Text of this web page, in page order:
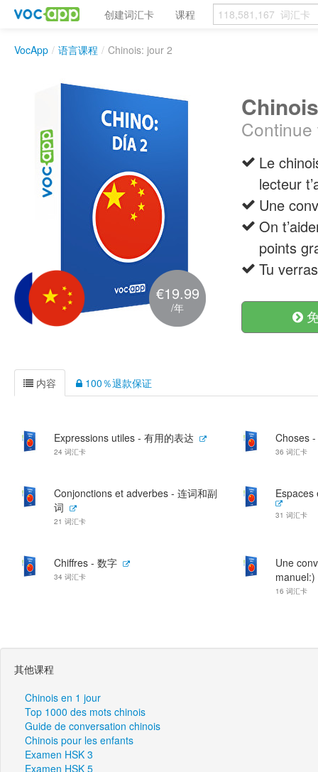
创建词汇卡 课程
VocApp / 语言课程 / Chinois: jour 2
€19.99
/年
Le
lecteur
Une
On
points
Tu
内容 100％退款保证
Expressions utiles - 有用的表达
24 词汇卡
Choses
36 词汇卡
Conjonctions et adverbes - 连词和副
词
21 词汇卡
Espaces
31 词汇卡
Chiffres - 数字
34 词汇卡
Une
16 词汇卡
其他课程
Chinois en 1 jour
Top 1000 des mots chinois
Guide de conversation chinois
Chinois pour les enfants
Examen HSK 3
Examen HSK 5